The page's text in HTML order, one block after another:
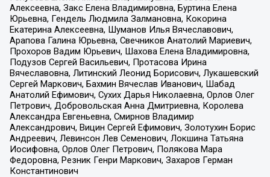
Алексеевна, Закс Елена Владимировна, Буртина Елена
Юрьевна, Гендель Людмила Залмановна, Кокорина
Екатерина Алексеевна, Шуманов Илья Вячеславович,
Арапова Галина Юрьевна, Свечников Анатолий Мариевич,
Прохоров Вадим Юрьевич, Шахова Елена Владимировна,
Подузов Сергей Васильевич, Протасова Ирина
Вячеславовна, Литинский Леонид Борисович, Лукашевский
Сергей Маркович, Бахмин Вячеслав Иванович, Шабад
Анатолий Ефимович, Сухих Дарья Николаевна, Орлов Олег
Петрович, Добровольская Анна Дмитриевна, Королева
Александра Евгеньевна, Смирнов Владимир
Александрович, Вицин Сергей Ефимович, Золотухин Борис
Андреевич, Левинсон Лев Семенович, Локшина Татьяна
Иосифовна, Орлов Олег Петрович, Полякова Мара
Федоровна, Резник Генри Маркович, Захаров Герман
Константинович